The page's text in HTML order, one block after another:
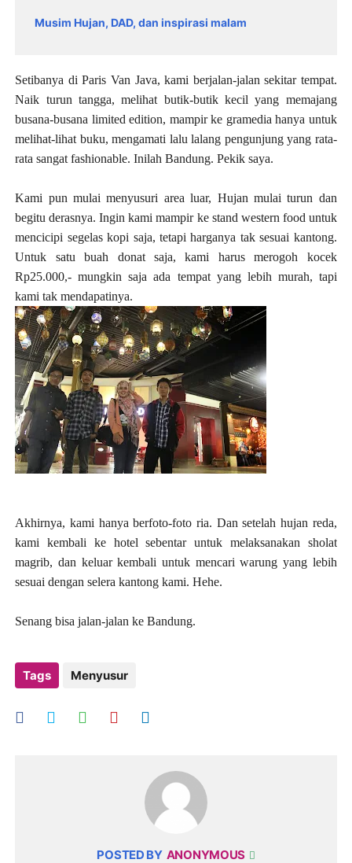
Musim Hujan, DAD, dan inspirasi malam
Setibanya di Paris Van Java, kami berjalan-jalan sekitar tempat.
Naik turun tangga, melihat butik-butik kecil yang memajang
busana-busana limited edition, mampir ke gramedia hanya untuk
melihat-lihat buku, mengamati lalu lalang pengunjung yang rata-
rata sangat fashionable. Inilah Bandung. Pekik saya.
Kami pun mulai menyusuri area luar, Hujan mulai turun dan
begitu derasnya. Ingin kami mampir ke stand western food untuk
mencicipi segelas kopi saja, tetapi harganya tak sesuai kantong.
Untuk satu buah donat saja, kami harus merogoh kocek
Rp25.000,- mungkin saja ada tempat yang lebih murah, tapi
kami tak mendapatinya.
Akhirnya, kami hanya berfoto-foto ria. Dan setelah hujan reda,
kami kembali ke hotel sebentar untuk melaksanakan sholat
magrib, dan keluar kembali untuk mencari warung yang lebih
sesuai dengan selera kantong kami. Hehe.
Senang bisa jalan-jalan ke Bandung.
Tags Menyusur
POSTED BY ANONYMOUS